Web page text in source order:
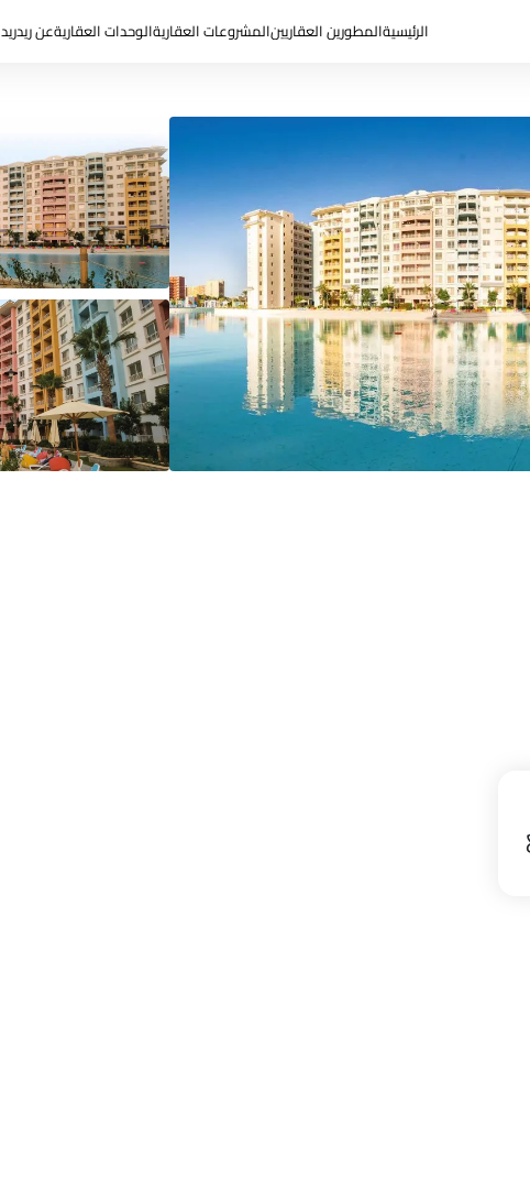
الرئيسيةالمطورين العقاريينالمشروعات العقاريةالوحدات العقاريةعن ريدريد